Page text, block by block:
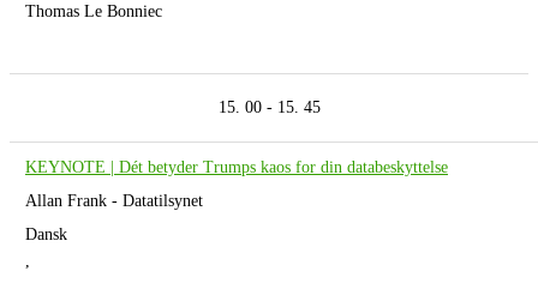
Thomas Le Bonniec
15. 00 - 15. 45
KEYNOTE | Dét betyder Trumps kaos for din databeskyttelse
Allan Frank - Datatilsynet
Dansk
,